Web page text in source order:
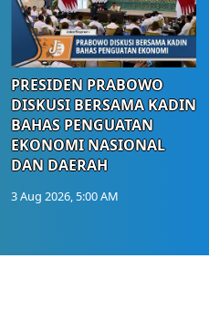
PRESIDEN PRABOWO
DISKUSI BERSAMA KADIN
BAHAS PENGUATAN
EKONOMI NASIONAL
DAN DAERAH
3 Aug 2026, 5:00 AM